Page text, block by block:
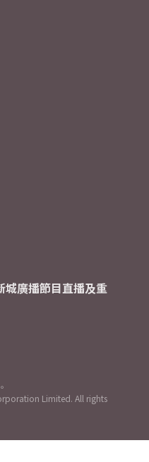
廣播節目直播及重
Limited. All rights